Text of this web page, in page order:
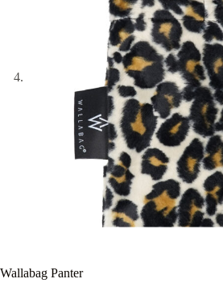
Wallabag Panter